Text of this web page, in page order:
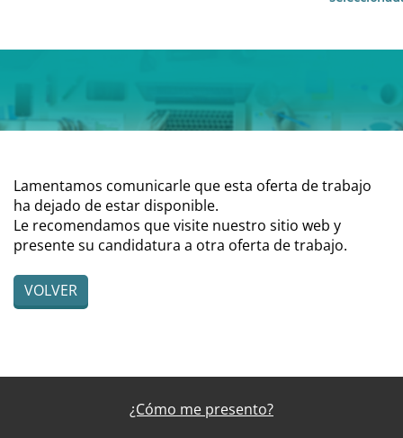
Lamentamos comunicarle que esta oferta de trabajo
ha dejado de estar disponible.
Le recomendamos que visite nuestro sitio web y
presente su candidatura a otra oferta de trabajo.
VOLVER
¿Cómo me presento?